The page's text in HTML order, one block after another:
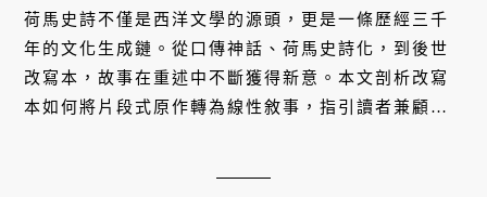
荷馬史詩不僅是西洋文學的源頭，更是一條歷經三千
年的文化生成鏈。從口傳神話、荷馬史詩化，到後世
改寫本，故事在重述中不斷獲得新意。本文剖析改寫
本如何將片段式原作轉為線性敘事，指引讀者兼顧情